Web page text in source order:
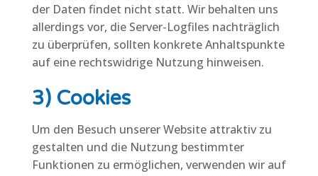
der Daten findet nicht statt. Wir behalten uns
allerdings vor, die Server-Logfiles nachträglich
zu überprüfen, sollten konkrete Anhaltspunkte
auf eine rechtswidrige Nutzung hinweisen.
3) Cookies
Um den Besuch unserer Website attraktiv zu
gestalten und die Nutzung bestimmter
Funktionen zu ermöglichen, verwenden wir auf